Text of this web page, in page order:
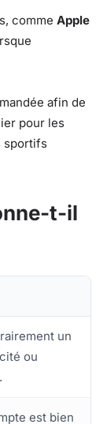
comme Apple
afin de
pour les
sportifs
t-il
un
ou
est bien